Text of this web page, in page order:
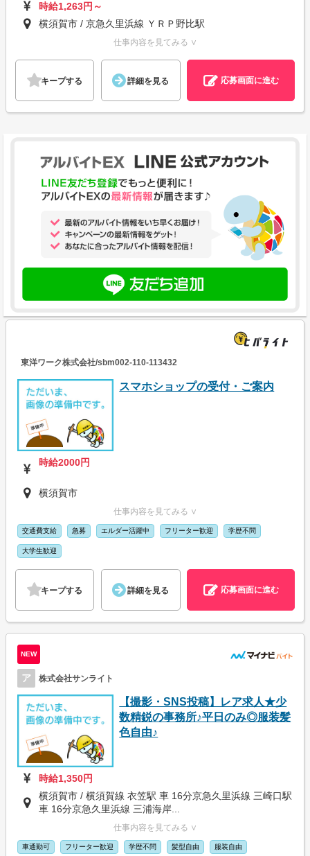
時給1,263円～
横須賀市 / 京急久里浜線 ＹＲＰ野比駅
仕事内容を見てみる ∨
キープする 詳細を見る 応募画面に進む
東洋ワーク株式会社/sbm002-110-113432
スマホショップの受付・ご案内
時給2000円
横須賀市
仕事内容を見てみる ∨
交通費支給 急募 エルダー活躍中 フリーター歓迎 学歴不問
大学生歓迎
キープする 詳細を見る 応募画面に進む
NEW
ア 株式会社サンライト
【撮影・SNS投稿】レア求人★少
数精鋭の事務所♪平日のみ◎服装髪
色自由♪
時給1,350円
横須賀市 / 横須賀線 衣笠駅 車 16分京急久里浜線 三崎口駅
車 16分京急久里浜線 三浦海岸...
仕事内容を見てみる ∨
車通勤可 フリーター歓迎 学歴不問 髪型自由 服装自由